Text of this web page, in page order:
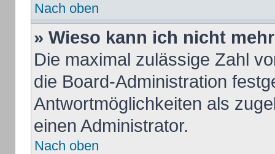
Nach oben
» Wieso kann ich nicht
Die maximal zulässige Zahl
die Board-Administration
Antwortmöglichkeiten als
einen Administrator.
Nach oben